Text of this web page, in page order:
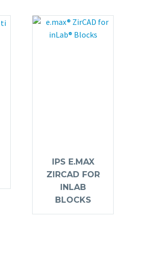
IPS E.MAX
ZIRCAD FOR
INLAB
BLOCKS